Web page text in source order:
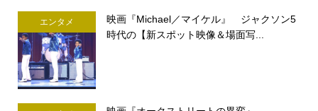
エンタメ
映画『Michael／マイケル』 ジャクソン5
時代の【新スポット映像＆場面写...